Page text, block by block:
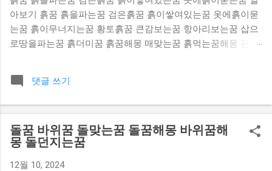
아보기 흙꿈 흙을파는꿈 검은흙꿈 흙이쌓여있는꿈 옷에흙이묻
는꿈 흙이무너지는꿈 황토흙꿈 큰감보는꿈 항아리보는꿈 삽으
로땅을파는꿈 흙더미꿈 흙꿈해몽 매맞는꿈 흙먹는꿈해몽 관한
화나 옛날 유물이 나오는 꿈 ] 흙을 파내니 금은보화나 옛날 유
물이 나오는 꿈을 꾸면 어떤 기관에서 연구나 사업성과를 얻고
으로 정원을 다시 가꾸는 꿈 ] 흙으로 정원을 다시 가꾸는 꿈을
꾸었다면 사업이 점차 기반을 잡아 날로 번칭하게 된다. 흙을
파는꿈 [ 땅바닥에 앉아 있는 꿈 ] 땅바닥에 앉아 있는 꿈을 꾸
게되면 생활환경이 안정될 조짐으로 좋은 꿈이다. 또는 술대접
댓글 쓰기
돌꿈 바위꿈 돌맞는꿈 돌꿈해몽 바위꿈해
몽 돌던지는꿈
12월 10, 2024